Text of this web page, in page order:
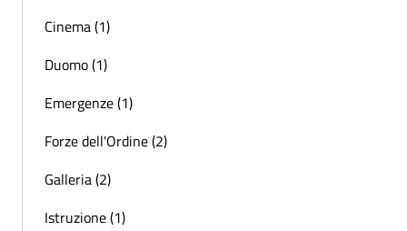
Cinema (1)
Duomo (1)
Emergenze (1)
Forze dell'Ordine (2)
Galleria (2)
Istruzione (1)